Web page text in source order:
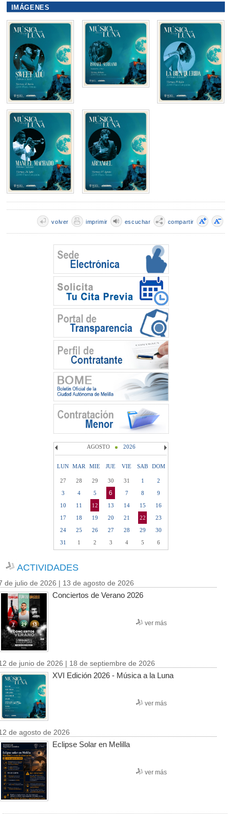
IMÁGENES
compartir
escuchar
imprimir
volver
AGOSTO 2026
LUN MAR MIE JUE VIE SAB DOM
27 28 29 30 31 1
2
3
4 5 6 7 8
9
10
11 12 13 14 15
16
17
18 19 20 21 22
23
24
25 26 27 28 29
30
31
1 2 3 4 5 6
ACTIVIDADES
de julio de 2026 | 13 de agosto de 2026
Conciertos de Verano 2026
ver más
de junio de 2026 | 18 de septiembre de 2026
XVI Edición 2026 - Música a la Luna
ver más
de agosto de 2026
Eclipse Solar en Melilla
ver más